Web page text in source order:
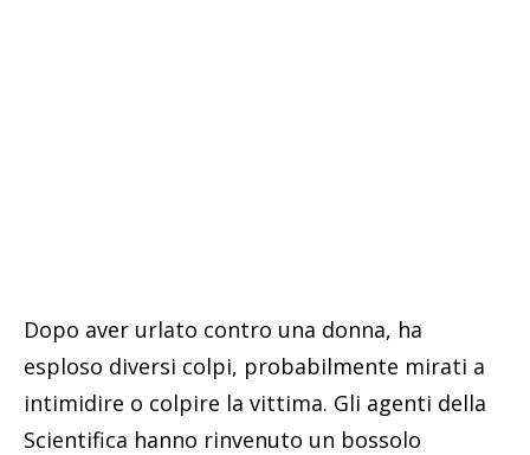
Dopo aver urlato contro una donna, ha
esploso diversi colpi, probabilmente mirati a
intimidire o colpire la vittima. Gli agenti della
Scientifica hanno rinvenuto un bossolo